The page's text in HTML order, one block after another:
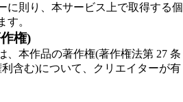
に則り、本サービス上で取得する個
す。
権)
、本作品の著作権(著作権法第 27 条
含む)について、クリエイターが有